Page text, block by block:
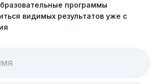
программы
видимых результатов уже с